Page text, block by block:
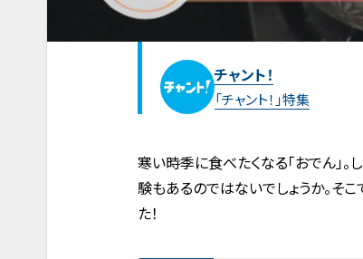
チャント！
「チャント！」特集
寒い時季に食べたくなる「おでん」
験もあるのではないでしょうか。そ
た！